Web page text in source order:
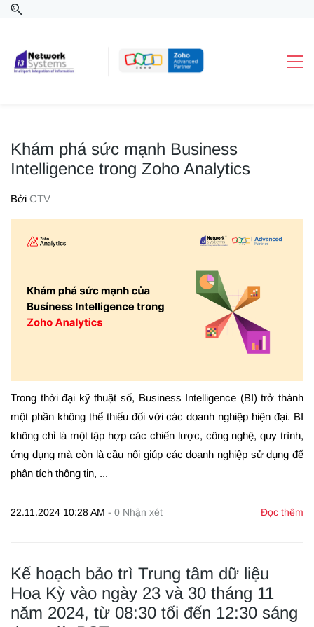
Khám phá sức mạnh Business
Intelligence trong Zoho Analytics
Bởi CTV
Trong thời đại kỹ thuật số, Business Intelligence (BI) trở thành
một phần không thể thiếu đối với các doanh nghiệp hiện đại. BI
không chỉ là một tập hợp các chiến lược, công nghệ, quy trình,
ứng dụngmà còn là cầu nối giúp các doanh nghiệp sử dụng để
phân tích thông tin, ...
22.11.2024 10:28 AM - 0 Nhận xét Đọc thêm
Kế hoạch bảo trì Trung tâm dữ liệu
Hoa Kỳ vào ngày 23 và 30 tháng 11
năm 2024, từ 08:30 tối đến 12:30 sáng